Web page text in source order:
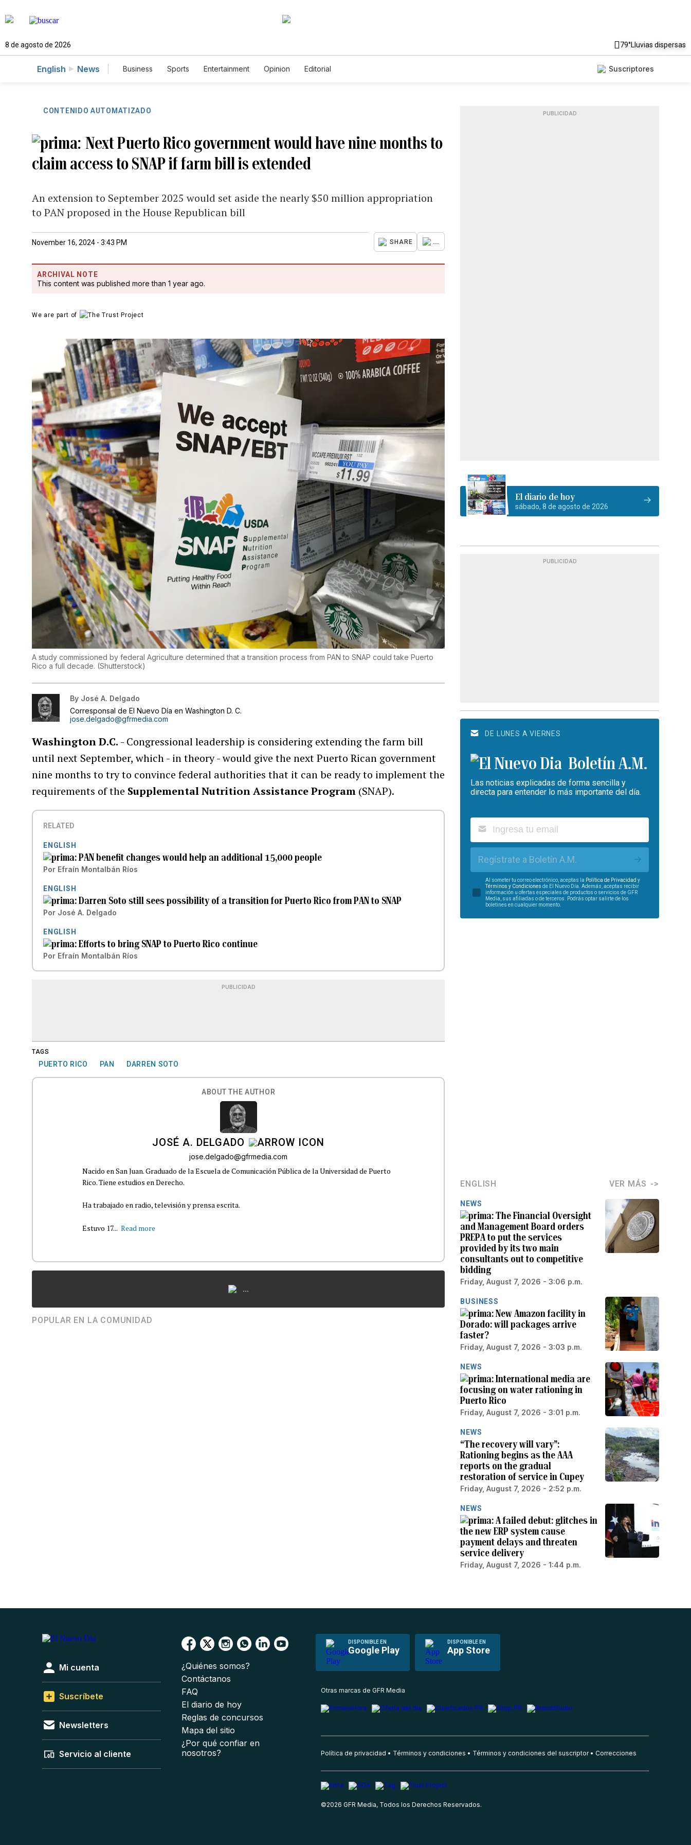
8 de agosto de 2026 79°Lluvias dispersas
English News Business Sports Entertainment Opinion Editorial Suscriptores
CONTENIDO AUTOMATIZADO
Next Puerto Rico government would have nine months to
claim access to SNAP if farm bill is extended
An extension to September 2025 would set aside the nearly $50 million appropriation
to PAN proposed in the House Republican bill
November 16, 2024 - 3:43 PM SHARE ...
ARCHIVAL NOTE
This content was published more than 1 year ago.
We are part of
A study commissioned by federal Agriculture determined that a transition process from PAN to SNAP could take Puerto
Rico a full decade. (Shutterstock)
By José A. Delgado
Corresponsal de El Nuevo Día en Washington D. C.
jose.delgado@gfrmedia.com
Washington D.C. - Congressional leadership is considering extending the farm bill
until next September, which - in theory - would give the next Puerto Rican government
nine months to try to convince federal authorities that it can be ready to implement the
requirements of the Supplemental Nutrition Assistance Program (SNAP).
RELATED
ENGLISH
PAN benefit changes would help an additional 15,000 people
Por Efraín Montalbán Ríos
ENGLISH
Darren Soto still sees possibility of a transition for Puerto Rico from PAN to SNAP
Por José A. Delgado
ENGLISH
Efforts to bring SNAP to Puerto Rico continue
Por Efraín Montalbán Ríos
PUBLICIDAD
TAGS
PUERTO RICO PAN DARREN SOTO
ABOUT THE AUTHOR
JOSÉ A. DELGADO
jose.delgado@gfrmedia.com
Nacido en San Juan. Graduado de la Escuela de Comunicación Pública de la Universidad de Puerto
Rico. Tiene estudios en Derecho.
Ha trabajado en radio, televisión y prensa escrita.
Estuvo 17... Read more
...
POPULAR EN LA COMUNIDAD
PUBLICIDAD
El diario de hoy
sábado, 8 de agosto de 2026
PUBLICIDAD
DE LUNES A VIERNES
Boletín A.M.
Las noticias explicadas de forma sencilla y
directa para entender lo más importante del día.
Regístrate a Boletín A.M.
Al someter tu correo electrónico, aceptas la Política de Privacidad y
Términos y Condiciones de El Nuevo Día. Además, aceptas recibir
información u ofertas especiales de productos o servicios de GFR
Media, sus afiliadas o de terceros. Podrás optar salirte de los
boletines en cualquier momento.
ENGLISH VER MÁS
NEWS
The Financial Oversight
and Management Board orders
PREPA to put the services
provided by its two main
consultants out to competitive
bidding
Friday, August 7, 2026 - 3:06 p.m.
BUSINESS
New Amazon facility in
Dorado: will packages arrive
faster?
Friday, August 7, 2026 - 3:03 p.m.
NEWS
International media are
focusing on water rationing in
Puerto Rico
Friday, August 7, 2026 - 3:01 p.m.
NEWS
“The recovery will vary”:
Rationing begins as the AAA
reports on the gradual
restoration of service in Cupey
Friday, August 7, 2026 - 2:52 p.m.
NEWS
A failed debut: glitches in
the new ERP system cause
payment delays and threaten
service delivery
Friday, August 7, 2026 - 1:44 p.m.
DISPONIBLE EN
Google Play
DISPONIBLE EN
App Store
Mi cuenta
Suscríbete
Newsletters
Servicio al cliente
¿Quiénes somos?
Contáctanos
FAQ
El diario de hoy
Reglas de concursos
Mapa del sitio
¿Por qué confiar en
nosotros?
Otras marcas de GFR Media
Política de privacidad Términos y condiciones Términos y condiciones del suscriptor Correcciones
©2026 GFR Media, Todos los Derechos Reservados.